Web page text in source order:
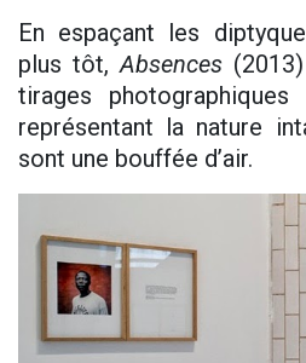
En espaçant les
plus tôt,Absences
tirages
représentant la nature
sont une bouffée d’air.